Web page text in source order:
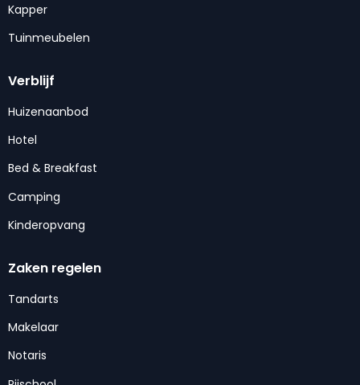
Kapper
Tuinmeubelen
Verblijf
Huizenaanbod
Hotel
Bed & Breakfast
Camping
Kinderopvang
Zaken regelen
Tandarts
Makelaar
Notaris